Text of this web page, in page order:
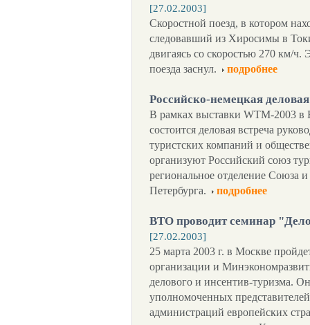
[27.02.2003]
Скоростной поезд, в котором
следовавший из Хиросимы в
двигаясь со скоростью 270 км/
поезда заснул.
подробнее
Российско-немецкая
В рамках выставки WTM-2003 в
состоится деловая встреча
туристских компаний и
организуют Российский союз
региональное отделение Союза
Петербурга.
подробнее
ВТО проводит семинар
[27.02.2003]
25 марта 2003 г. в Москве
организации и
делового и инсентив-туризма.
уполномоченных
администраций европейских